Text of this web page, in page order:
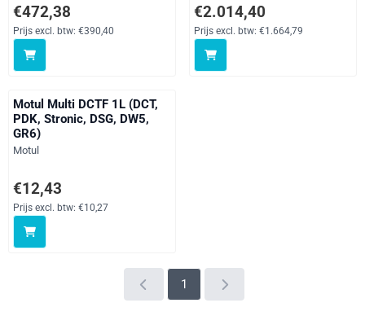
Prijs: 472,38, exclusief btw: 390,40
€472,38
Prijs excl. btw: €390,40
Prijs: 2 014,40, exclusief btw: 1
€2.014,40
Prijs excl. btw: €1.664,79
Motul Multi DCTF 1L (DCT,
PDK, Stronic, DSG, DW5,
GR6)
Merk:
Motul
Prijs: 12,43, exclusief btw: 10,27
€12,43
Prijs excl. btw: €10,27
1